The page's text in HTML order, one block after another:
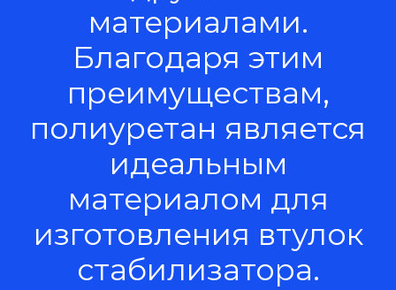
материалами.
Благодаря этим
преимуществам,
полиуретан является
идеальным
материалом для
изготовления втулок
стабилизатора.